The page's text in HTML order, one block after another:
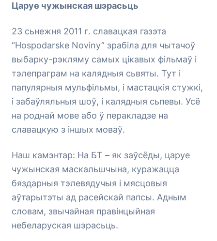
Царуе чужынская шэрасьць
23 сьнежня 2011 г. славацкая газэта
“Hospodarske Noviny” зрабіла для чытачоў
выбарку-рэкляму самых цікавых фільмаў і
тэлепраграм на калядныя сьвяты. Тут і
папулярныя мульфільмы, і мастацкія стужкі,
і забаўляльныя шоў, і калядныя сьпевы. Усё
на роднай мове або ў перакладзе на
славацкую з іншых моваў.
Наш камэнтар: На БТ – як заўсёды, царуе
чужынская маскальшчына, куражацца
бяздарныя тэлевядучыя і мясцовыя
аўтарытэты ад расейскай папсы. Адным
словам, звычайная правінцыйная
небеларуская шэрасьць.